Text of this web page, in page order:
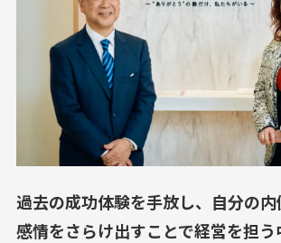
過去の成功体験を手放し、自分の
感情をさらけ出すことで経営を担う